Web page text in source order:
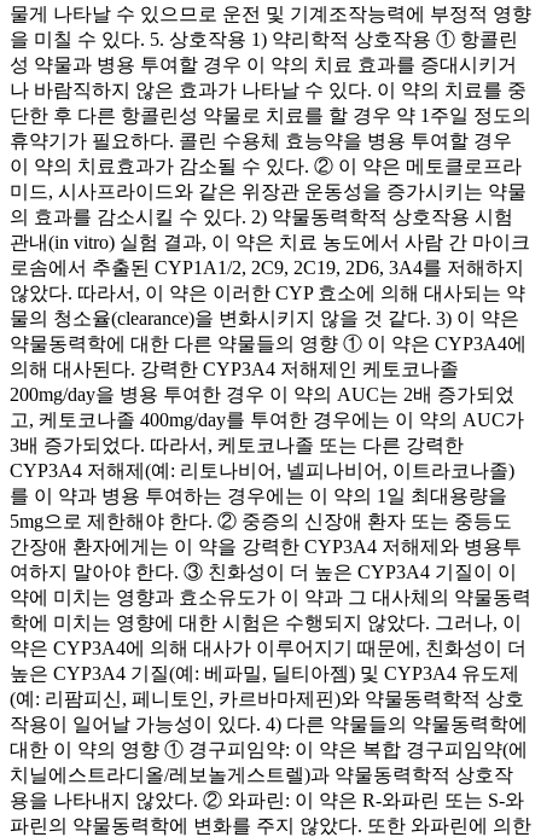
물게 나타날 수 있으므로 운전 및 기계조작능력에 부정적 영향
을 미칠 수 있다. 5. 상호작용 1) 약리학적 상호작용 ① 항콜린
성 약물과 병용 투여할 경우 이 약의 치료 효과를 증대시키거
나 바람직하지 않은 효과가 나타날 수 있다. 이 약의 치료를 중
단한 후 다른 항콜린성 약물로 치료를 할 경우 약 1주일 정도의
휴약기가 필요하다. 콜린 수용체 효능약을 병용 투여할 경우
이 약의 치료효과가 감소될 수 있다. ② 이 약은 메토클로프라
미드, 시사프라이드와 같은 위장관 운동성을 증가시키는 약물
의 효과를 감소시킬 수 있다. 2) 약물동력학적 상호작용 시험
관내(in vitro) 실험 결과, 이 약은 치료 농도에서 사람 간 마이크
로솜에서 추출된 CYP1A1/2, 2C9, 2C19, 2D6, 3A4를 저해하지
않았다. 따라서, 이 약은 이러한 CYP 효소에 의해 대사되는 약
물의 청소율(clearance)을 변화시키지 않을 것 같다. 3) 이 약은
약물동력학에 대한 다른 약물들의 영향 ① 이 약은 CYP3A4에
의해 대사된다. 강력한 CYP3A4 저해제인 케토코나졸
200mg/day을 병용 투여한 경우 이 약의 AUC는 2배 증가되었
고, 케토코나졸 400mg/day를 투여한 경우에는 이 약의 AUC가
3배 증가되었다. 따라서, 케토코나졸 또는 다른 강력한
CYP3A4 저해제(예: 리토나비어, 넬피나비어, 이트라코나졸)
를 이 약과 병용 투여하는 경우에는 이 약의 1일 최대용량을
5mg으로 제한해야 한다. ② 중증의 신장애 환자 또는 중등도
간장애 환자에게는 이 약을 강력한 CYP3A4 저해제와 병용투
여하지 말아야 한다. ③ 친화성이 더 높은 CYP3A4 기질이 이
약에 미치는 영향과 효소유도가 이 약과 그 대사체의 약물동력
학에 미치는 영향에 대한 시험은 수행되지 않았다. 그러나, 이
약은 CYP3A4에 의해 대사가 이루어지기 때문에, 친화성이 더
높은 CYP3A4 기질(예: 베파밀, 딜티아젬) 및 CYP3A4 유도제
(예: 리팜피신, 페니토인, 카르바마제핀)와 약물동력학적 상호
작용이 일어날 가능성이 있다. 4) 다른 약물들의 약물동력학에
대한 이 약의 영향 ① 경구피임약: 이 약은 복합 경구피임약(에
치닐에스트라디올/레보놀게스트렐)과 약물동력학적 상호작
용을 나타내지 않았다. ② 와파린: 이 약은 R-와파린 또는 S-와
파린의 약물동력학에 변화를 주지 않았다. 또한 와파린에 의한